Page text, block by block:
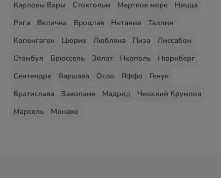
Карловы Вары
Стокгольм Мертвое море
Ницца
Рига
Величка Вроцлав Нетания
Таллин
Копенгаген
Цюрих Любляна Пиза
Лиссабон
Стамбул
Брюссель Эйлат Неаполь
Нюрнберг
Сентендре
Варшава Осло Яффо
Генуя
Братислава
Закопане Мадрид
Чешский Крумлов
Марсель
Монако